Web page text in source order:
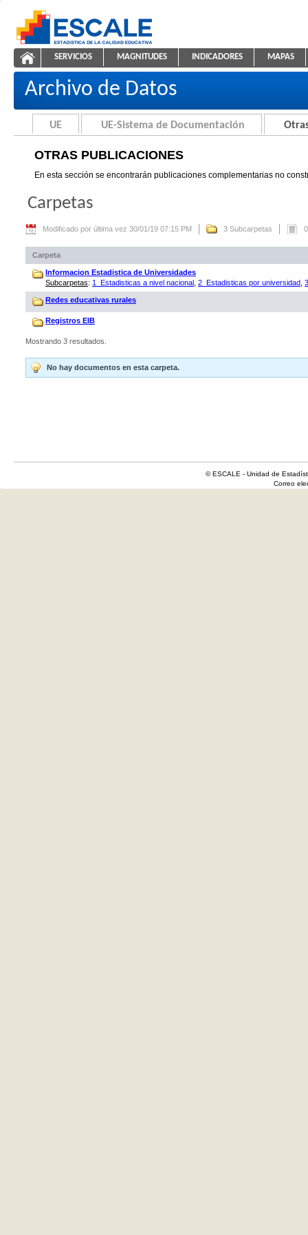
ESCALE - Unidad de Estadística Educativa
Otras Publicaciones
NAVEGACIÓN
SERVICIOS MAGNITUDES INDICADORES MAPAS
Archivo de Datos
UE UE-Sistema de Documentación
OTRAS PUBLICACIONES
En esta sección se encontrarán publicaciones complementarias no
Carpetas
Modificado por última vez 30/01/19 07:15 PM 3 Subcarpetas
Carpeta
Informacion Estadistica de Universidades
Subcarpetas: 1_Estadisticas a nivel nacional 2_Estadisticas por universidad
Redes educativas rurales
Registros EIB
Mostrando 3 resultados.
No hay documentos en esta carpeta.
© ESCALE - Unidad de
Correo